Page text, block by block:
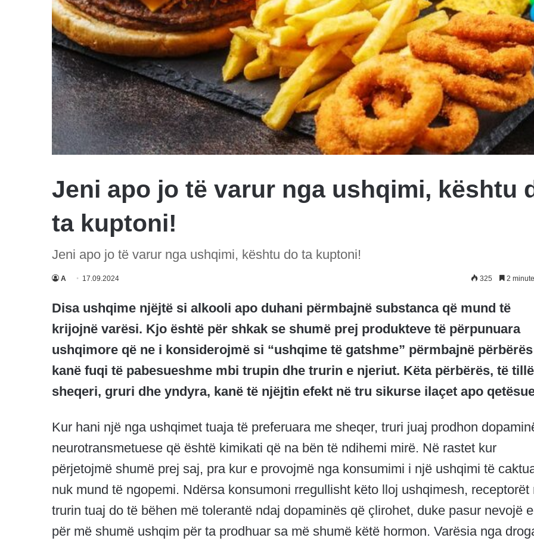
Jeni apo jo të varur nga ushqimi, kështu
ta kuptoni!
Jeni apo jo të varur nga ushqimi, kështu do ta kuptoni!
A 17.09.2024 325 2
Disa ushqime njëjtë si alkooli apo duhani përmbajnë substanca që mund të
krijojnë varësi. Kjo është për shkak se shumë prej produkteve të përpunuara
ushqimore që ne i konsiderojmë si “ushqime të gatshme” përmbajnë
kanë fuqi të pabesueshme mbi trupin dhe trurin e njeriut. Këta përbërës, të
sheqeri, gruri dhe yndyra, kanë të njëjtin efekt në tru sikurse ilaçet apo
Kur hani një nga ushqimet tuaja të preferuara me sheqer, truri juaj prodhon
neurotransmetuese që është kimikati që na bën të ndihemi mirë. Në rastet kur
përjetojmë shumë prej saj, pra kur e provojmë nga konsumimi i një ushqimi të
nuk mund të ngopemi. Ndërsa konsumoni rregullisht këto lloj ushqimesh, receptorët
trurin tuaj do të bëhen më tolerantë ndaj dopaminës që çlirohet, duke pasur nevojë
për më shumë ushqim për ta prodhuar sa më shumë këtë hormon. Varësia nga